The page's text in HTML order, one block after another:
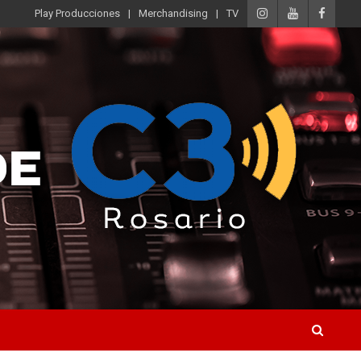
Play Producciones Merchandising TV